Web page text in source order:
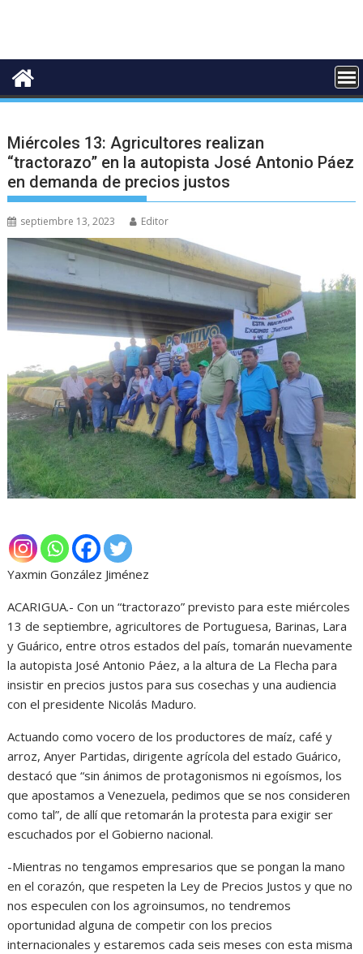
Miércoles 13: Agricultores realizan
“tractorazo” en la autopista José Antonio Páez
en demanda de precios justos
septiembre 13, 2023 Editor
Yaxmin González Jiménez
ACARIGUA.- Con un “tractorazo” previsto para este miércoles
13 de septiembre, agricultores de Portuguesa, Barinas, Lara
y Guárico, entre otros estados del país, tomarán nuevamente
la autopista José Antonio Páez, a la altura de La Flecha para
insistir en precios justos para sus cosechas y una audiencia
con el presidente Nicolás Maduro.
Actuando como vocero de los productores de maíz, café y
arroz, Anyer Partidas, dirigente agrícola del estado Guárico,
destacó que “sin ánimos de protagonismos ni egoísmos, los
que apostamos a Venezuela, pedimos que se nos consideren
como tal”, de allí que retomarán la protesta para exigir ser
escuchados por el Gobierno nacional.
-Mientras no tengamos empresarios que se pongan la mano
en el corazón, que respeten la Ley de Precios Justos y que no
nos especulen con los agroinsumos, no tendremos
oportunidad alguna de competir con los precios
internacionales y estaremos cada seis meses con esta misma